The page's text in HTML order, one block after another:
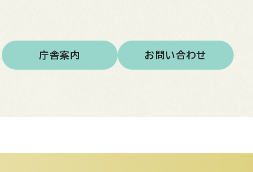
庁舎案内 お問い合わせ